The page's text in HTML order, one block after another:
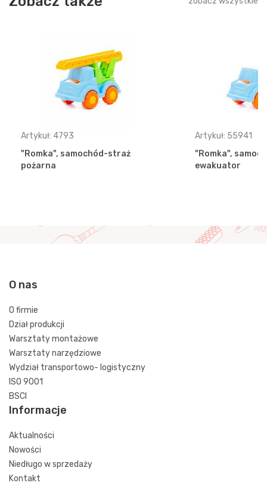
Artykuł: 4793
"Romka", samochód-straż
pożarna
Artykuł: 55941
"Romka",
ewakuator
O nas
O firmie
Dział produkcji
Warsztaty montażowe
Warsztaty narzędziowe
Wydział transportowo- logistyczny
ISO 9001
BSCI
Informacje
Aktualności
Nowości
Niedługo w sprzedaży
Kontakt